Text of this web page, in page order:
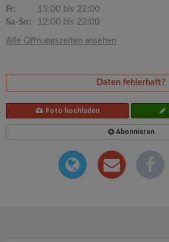
Fr:
15:00 bis 22:00
Sa-So:
12:00 bis 22:00
Alle Öffnungszeiten ansehen
Daten fehlerhaft?
Foto hochladen
Abonnieren
i